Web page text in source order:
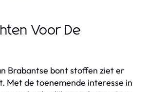
Voor De
Brabantse bont stoffen ziet er
Met de toenemende interesse in